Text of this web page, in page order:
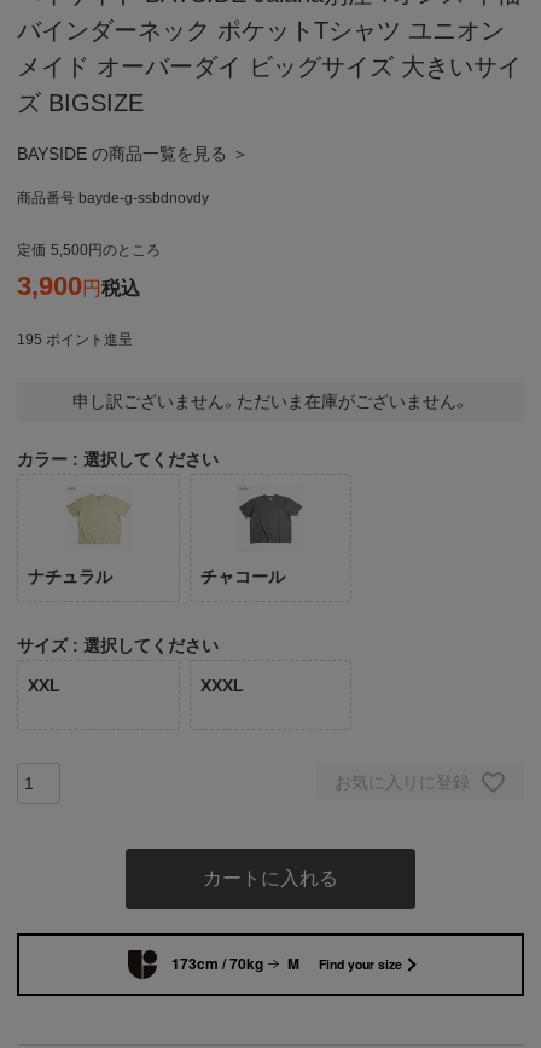
バインダーネック ポケットTシャツ ユニオン
メイド オーバーダイ ビッグサイズ 大きいサイ
ズ BIGSIZE
BAYSIDE の商品一覧を見る ＞
商品番号 bayde-g-ssbdnovdy
定価 5,500 のところ
3,900 税込
195 ポイント進呈
申し訳ございません。ただいま在庫がございません。
カラー 選択してください
ナチュラル チャコール
サイズ 選択してください
XXL XXXL
お気に入りに登録
カートに入れる
173cm / 70kg M Find your size